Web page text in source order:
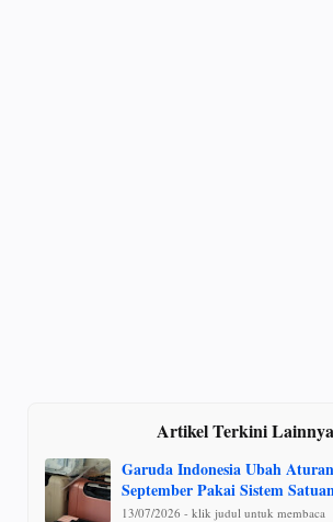
Artikel Terkini Lainnya
Garuda Indonesia Ubah
September Pakai Sistem
13/07/2026 - klik judul untuk membaca